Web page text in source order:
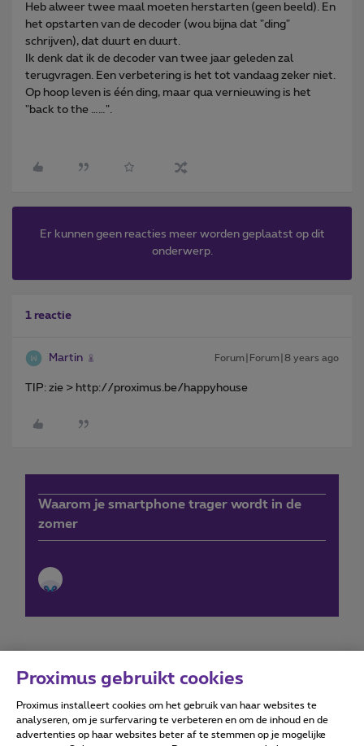
Heb alweer twee maal moeten herstarten (geen beeld). En
het opstarten van de decoder (wou bijna dat "ding"
schrijven), dat duurt en duurt.
Ik denk dat ik de decoder van twee jaar geleden zal
terugvragen. Een verbetering is het tot vandaag zeker niet.
Op hoop leven is één ding, maar qua vernieuwing is het
"back to the ……".
Er kunnen geen reacties meer worden geplaatst op dit
onderwerp.
1 reactie
Martin Forum|Forum|8 years ago
TIP: zie > http://proximus.be/happyhouse
Waarom je smartphone trager wordt in de
zomer
Forumvoorwaarden Accessibility statement
Proximus gebruikt cookies
Proximus installeert cookies om het gebruik van haar websites te
analyseren, om je surfervaring te verbeteren en om de inhoud en de
advertenties op haar websites beter af te stemmen op je mogelijke